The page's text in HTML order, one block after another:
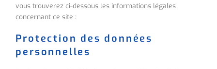
vous trouverez ci-dessous les informations légales
concernant ce site :
Protection des données
personnelles